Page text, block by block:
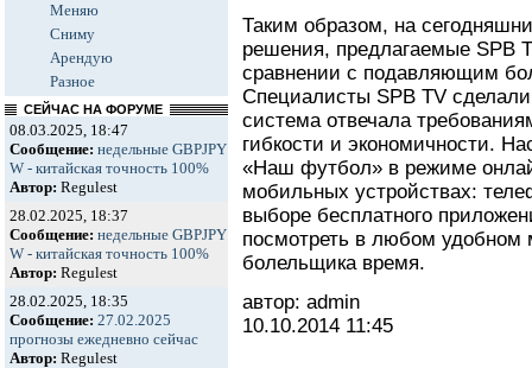
Меняю
Сниму
Арендую
Разное
СЕЙЧАС НА ФОРУМЕ
08.03.2025, 18:47
Сообщение: недельные GBPJPY
W - китайская точность 100%
Автор: Regulest
28.02.2025, 18:37
Сообщение: недельные GBPJPY
W - китайская точность 100%
Автор: Regulest
28.02.2025, 18:35
Сообщение: 27.02.2025
прогнозы ежедневно сейчас
Автор: Regulest
Таким образом, на
решения, предлагаемые
сравнении с подавляющим
Специалисты SPB TV
система отвечала
гибкости и экономичности.
«Наш футбол» в режиме
мобильных устройствах:
выборе бесплатного
посмотреть в любом удобном
болельщика время.
автор: admin
10.10.2014 11:45